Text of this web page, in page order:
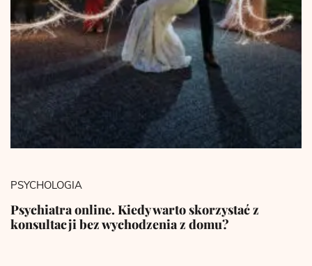
PSYCHOLOGIA
Psychiatra online. Kiedy warto skorzystać z
konsultacji bez wychodzenia z domu?